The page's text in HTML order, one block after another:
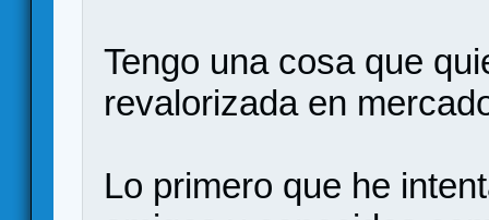
Tengo una cosa que
revalorizada en
Lo primero que he